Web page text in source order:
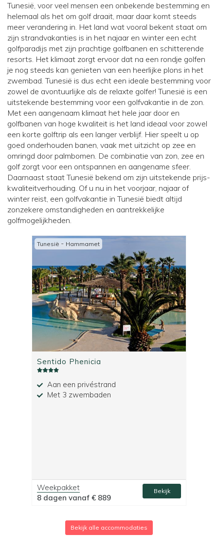
Tunesië, voor veel mensen een onbekende bestemming en
helemaal als het om golf draait, maar daar komt steeds
meer verandering in. Het land wat vooral bekent staat om
zijn strandvakanties is in het najaar en winter een echt
golfparadijs met zijn prachtige golfbanen en schitterende
resorts. Het klimaat zorgt ervoor dat na een rondje golfen
je nog steeds kan genieten van een heerlijke plons in het
zwembad. Tunesië is dus echt een ideale bestemming voor
zowel de avontuurlijke als de relaxte golfer! Tunesië is een
uitstekende bestemming voor een golfvakantie in de zon.
Met een aangenaam klimaat het hele jaar door en
golfbanen van hoge kwaliteit is het land ideaal voor zowel
een korte golftrip als een langer verblijf. Hier speelt u op
goed onderhouden banen, vaak met uitzicht op zee en
omringd door palmbomen. De combinatie van zon, zee en
golf zorgt voor een ontspannen en aangename sfeer.
Daarnaast staat Tunesië bekend om zijn uitstekende prijs-
kwaliteitverhouding. Of u nu in het voorjaar, najaar of
winter reist, een golfvakantie in Tunesië biedt altijd
zonzekere omstandigheden en aantrekkelijke
golfmogelijkheden.
Tunesië - Hammamet
Sentido Phenicia
Aan een privéstrand
Met 3 zwembaden
Weekpakket
8 dagen vanaf € 889
Bekijk
Bekijk alle accommodaties